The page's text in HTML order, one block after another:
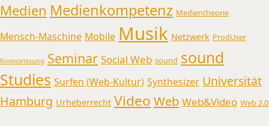
Medien Medienkompetenz Medientheorie
Mensch-Maschine Mobile Musik Netzwerk ProdUser
Ringvorlesung Seminar Social Web sound sound
Studies Surfen (Web-Kultur) Synthesizer Universität
Hamburg Urheberrecht Video Web Web&Video Web 2.0